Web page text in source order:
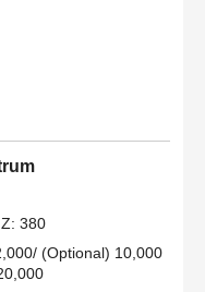
380
(Optional) 10,000